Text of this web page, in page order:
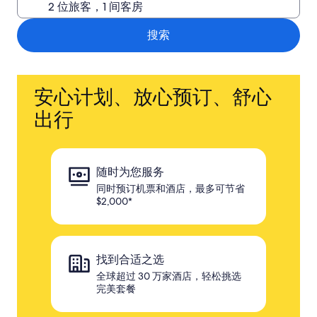
+酒
搜索
安心计划、放心预订、舒心
出行
随时为您服务
同时预订机票和酒店，最多可节省
$2,000*
找到合适之选
全球超过 30 万家酒店，轻松挑选
完美套餐